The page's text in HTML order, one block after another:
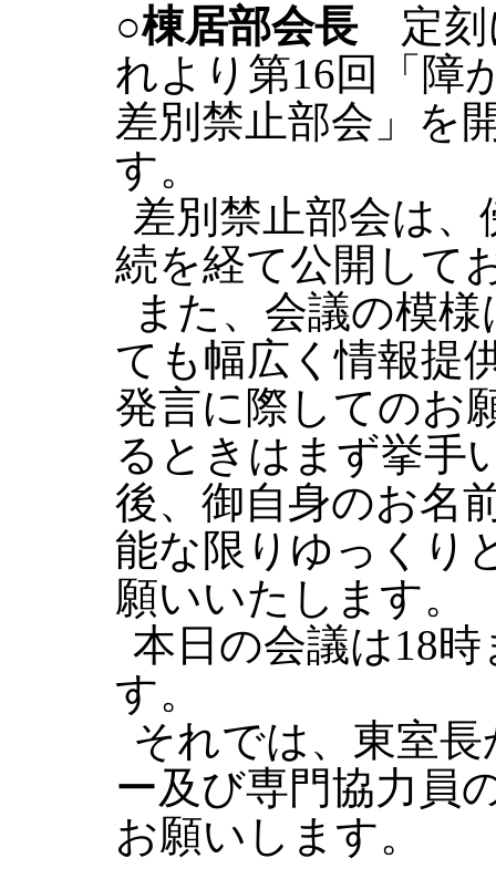
○棟居部会長定刻
れより第16回「障
差別禁止部会」を
す。
差別禁止部会は
続を経て公開して
また、会議の模
ても幅広く情報提
発言に際してのお
るときはまず挙手
後、御自身のお名
能な限りゆっくり
願いいたします。
本日の会議は18
す。
それでは、東室
ー及び専門協力員
お願いします。